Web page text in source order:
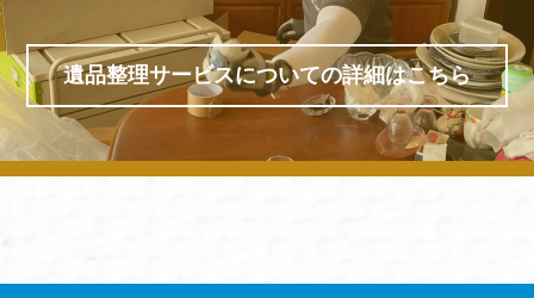
遺品整理サービスについての詳細はこちら